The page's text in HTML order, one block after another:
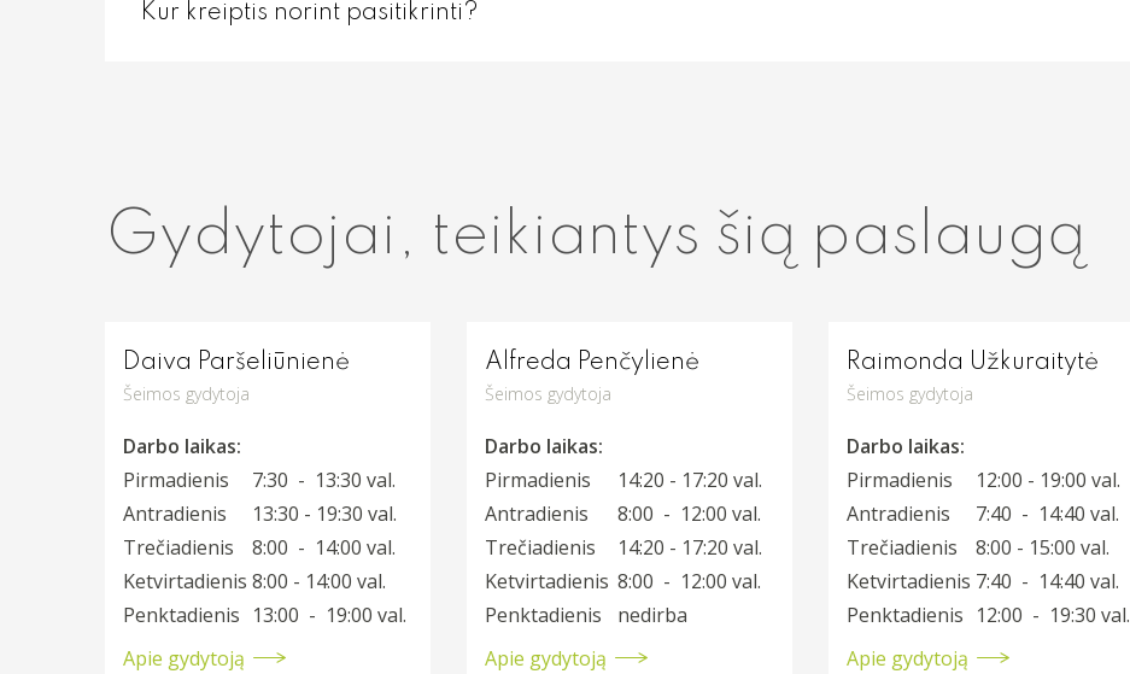
Kur kreiptis norint pasitikrinti?
Gydytojai, teikiantys šią paslaugą
Daiva Paršeliūnienė
Šeimos gydytoja
Darbo laikas:
Pirmadienis
7:30 - 13:30 val.
Antradienis
13:30 - 19:30 val.
Trečiadienis
8:00 - 14:00 val.
Ketvirtadienis 8:00 - 14:00 val.
Penktadienis 13:00 - 19:00 val.
Apie gydytoją
Alfreda Penčylienė
Šeimos gydytoja
Darbo laikas:
Pirmadienis
14:20 - 17:20 val.
Antradienis
8:00 - 12:00 val.
Trečiadienis
14:20 - 17:20 val.
Ketvirtadienis 8:00 - 12:00 val.
Penktadienis
nedirba
Apie gydytoją
Raimonda Užkuraitytė
Šeimos gydytoja
Darbo laikas:
Pirmadienis
12:00 - 19:00 val.
Antradienis
7:40 - 14:40 val.
Trečiadienis
8:00 - 15:00 val.
Ketvirtadienis 7:40 - 14:40 val.
Penktadienis 12:00 - 19:30 val.
Apie gydytoją